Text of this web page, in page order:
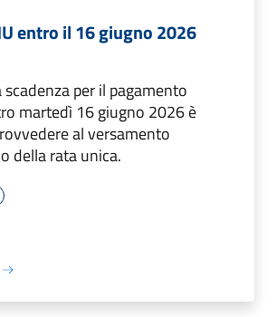
entro il 16 giugno 2026
scadenza per il pagamento
martedì 16 giugno 2026 è
al versamento
della rata unica.